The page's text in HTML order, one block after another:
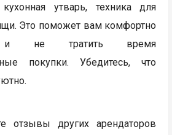
утварь, техника для
Это поможет вам комфортно
и не тратить время
покупки. Убедитесь, что
отзывы других арендаторов